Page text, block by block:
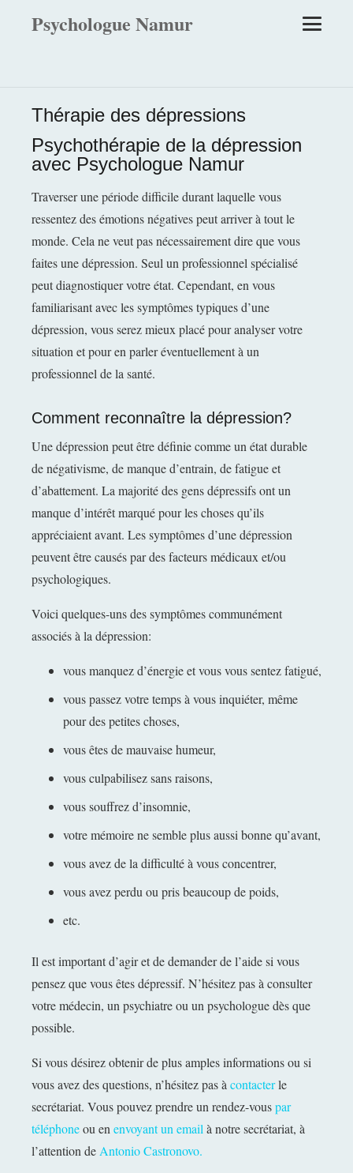
Psychologue Namur
Thérapie des dépressions
Psychothérapie de la dépression
avec Psychologue Namur
Traverser une période difficile durant laquelle vous
ressentez des émotions négatives peut arriver à tout le
monde. Cela ne veut pas nécessairement dire que vous
faites une dépression. Seul un professionnel spécialisé
peut diagnostiquer votre état. Cependant, en vous
familiarisant avec les symptômes typiques d’une
dépression, vous serez mieux placé pour analyser votre
situation et pour en parler éventuellement à un
professionnel de la santé.
Comment reconnaître la dépression?
Une dépression peut être définie comme un état durable
de négativisme, de manque d’entrain, de fatigue et
d’abattement. La majorité des gens dépressifs ont un
manque d’intérêt marqué pour les choses qu’ils
appréciaient avant. Les symptômes d’une dépression
peuvent être causés par des facteurs médicaux et/ou
psychologiques.
Voici quelques-uns des symptômes communément
associés à la dépression:
vous manquez d’énergie et vous vous sentez fatigué,
vous passez votre temps à vous inquiéter, même
pour des petites choses,
vous êtes de mauvaise humeur,
vous culpabilisez sans raisons,
vous souffrez d’insomnie,
votre mémoire ne semble plus aussi bonne qu’avant,
vous avez de la difficulté à vous concentrer,
vous avez perdu ou pris beaucoup de poids,
etc.
Il est important d’agir et de demander de l’aide si vous
pensez que vous êtes dépressif. N’hésitez pas à consulter
votre médecin, un psychiatre ou un psychologue dès que
possible.
Si vous désirez obtenir de plus amples informations ou si
vous avez des questions, n’hésitez pas à contacterle
secrétariat. Vous pouvez prendre un rendez-vouspar
téléphoneou en envoyant un email à notre secrétariat, à
l’attention de Antonio Castronovo.